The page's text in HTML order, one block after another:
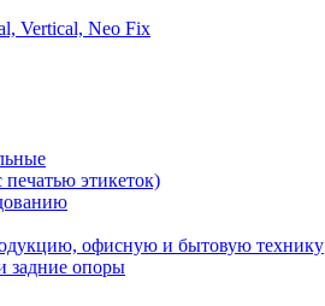
Vertical, Neo Fix
этикеток)
офисную и бытовую технику
задние опоры